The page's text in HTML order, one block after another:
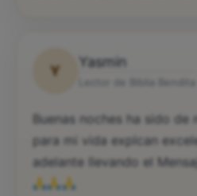
Y
Yasmin
Buenas noches ha sido de
para mi vida explcan
adelante llevando el